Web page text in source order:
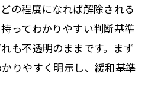
の程度になれば解除される
ってわかりやすい判断基準
も不透明のままです。まず
りやすく明示し、緩和基準